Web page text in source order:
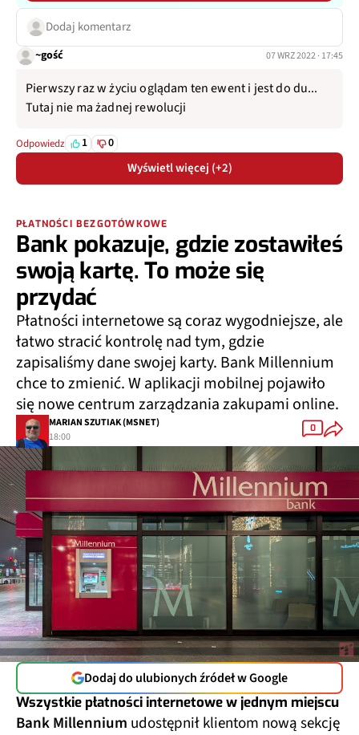
Dodaj komentarz
~gość 07 WRZ 2022 · 17:45
Pierwszy raz w życiu oglądam ten ewent i jest do du...
Tutaj nie ma żadnej rewolucji
Odpowiedz 1 0
Wyświetl więcej (+2)
PŁATNOŚCI BEZGOTÓWKOWE
Bank pokazuje, gdzie zostawiłeś
swoją kartę. To może się
przydać
Płatności internetowe są coraz wygodniejsze, ale
łatwo stracić kontrolę nad tym, gdzie
zapisaliśmy dane swojej karty. Bank Millennium
chce to zmienić. W aplikacji mobilnej pojawiło
się nowe centrum zarządzania zakupami online.
MARIAN SZUTIAK (MSNET)
18:00
0
Dodaj do ulubionych źródeł w Google
Wszystkie płatności internetowe w jednym miejscu
Bank Millennium udostępnił klientom nową sekcję